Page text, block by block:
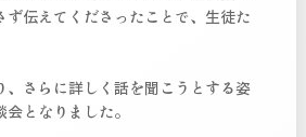
伝えてくださったことで、生徒た
さらに詳しく話を聞こうとする姿
となりました。